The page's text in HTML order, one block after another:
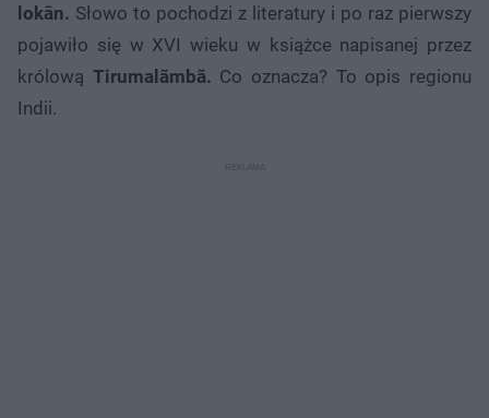
lokān. Słowo to pochodzi z literatury i po raz pierwszy
pojawiło się w XVI wieku w książce napisanej przez
królową Tirumalãmbã. Co oznacza? To opis regionu
Indii.